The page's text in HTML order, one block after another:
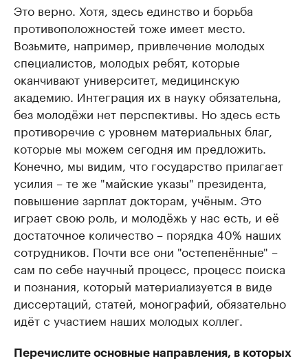
Это верно. Хотя, здесь единство и борьба
противоположностей тоже имеет место.
Возьмите, например, привлечение молодых
специалистов, молодых ребят, которые
оканчивают университет, медицинскую
академию. Интеграция их в науку обязательна,
без молодёжи нет перспективы. Но здесь есть
противоречие с уровнем материальных благ,
которые мы можем сегодня им предложить.
Конечно, мы видим, что государство прилагает
усилия – те же "майские указы" президента,
повышение зарплат докторам, учёным. Это
играет свою роль, и молодёжь у нас есть, и её
достаточное количество – порядка 40% наших
сотрудников. Почти все они "остепенённые" –
сам по себе научный процесс, процесс поиска
и познания, который материализуется в виде
диссертаций, статей, монографий, обязательно
идёт с участием наших молодых коллег.
Перечислите основные направления, в которых